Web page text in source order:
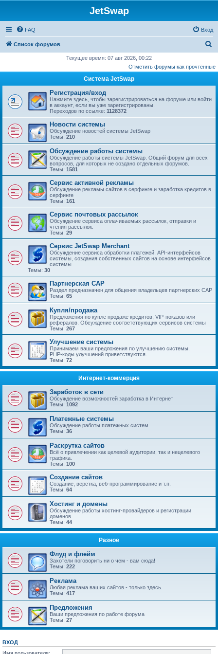
JetSwap
FAQ Вход
Список форумов
и
Текущее время: 07 авг 2026, 00:22
Отметить форумы как прочтённые
Система JetSwap
Регистрация/вход
Нажмите здесь, чтобы зарегистрироваться на форуме или войти
в аккаунт, если вы уже зарегистрированы.
Переходов по ссылке: 1128372
Новости системы
Обсуждение новостей системы JetSwap
Темы: 210
Обсуждение работы системы
Обсуждение работы системы JetSwap. Общий форум для всех
вопросов, для которых не создано отдельных форумов.
Темы: 1581
Сервис активной рекламы
Обсуждение рекламы сайтов в серфинге и заработка кредитов в
серфинге
Темы: 161
Сервис почтовых рассылок
Обсуждение сервиса оплачиваемых рассылок, отправки и
чтения рассылок.
Темы: 29
Сервис JetSwap Merchant
Обсуждение сервиса обработки платежей, API-интерфейсов
системы, создания собственных сайтов на основе интерфейсов
системы
Темы: 30
Партнерская САР
Раздел предназначен для общения владельцев партнерских САР
Темы: 65
Купля/продажа
Предложения по купле продаже кредитов, VIP-показов или
рефералов. Обсуждение соответствующих сервисов системы
Темы: 267
Улучшение системы
Принимаем ваши предложения по улучшению системы.
PHP-коды улучшений приветствуются.
Темы: 72
Интернет-коммерция
Заработок в сети
Обсуждение возможностей заработка в Интернет
Темы: 1092
Платежные системы
Обсуждение работы платежных систем
Темы: 36
Раскрутка сайтов
Всё о привлечении как целевой аудитории, так и нецелевого
трафика.
Темы: 100
Создание сайтов
Создание, верстка, веб-программирование и т.п.
Темы: 64
Хостинг и домены
Обсуждение работы хостинг-провайдеров и регистрации
доменов
Темы: 44
Разное
Флуд и флейм
Захотели поговорить ни о чем - вам сюда!
Темы: 222
Реклама
Любая реклама ваших сайтов - только здесь.
Темы: 417
Предложения
Ваши предложения по работе форума
Темы: 27
ВХОД